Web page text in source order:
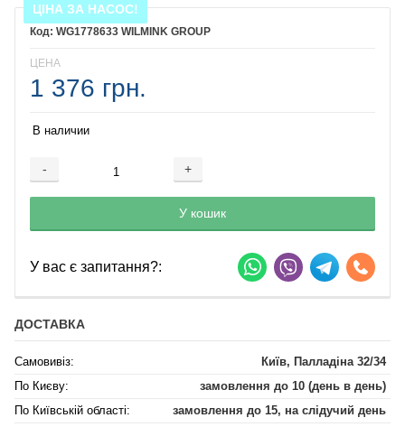
ЦІНА ЗА НАСОС!
WG1778633 WILMINK GROUP
ЦЕНА
1 376 грн.
В наличии
- +
Добавляется...
У кошик
Добавлен
У вас є запитання?:
ДОСТАВКА
Самовивіз:
Київ, Палладіна 32/34
По Києву:
замовлення до 10 (день в день)
По Київській області:
замовлення до 15, на слідучий день